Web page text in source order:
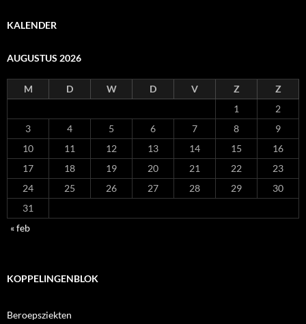
KALENDER
AUGUSTUS 2026
M D W D V Z
Z
1
2
3
4 5 6 7 8
9
10
11 12 13 14 15
16
17
18 19 20 21 22
23
24
25 26 27 28 29
30
31
« feb
KOPPELINGENBLOK
Beroepsziekten